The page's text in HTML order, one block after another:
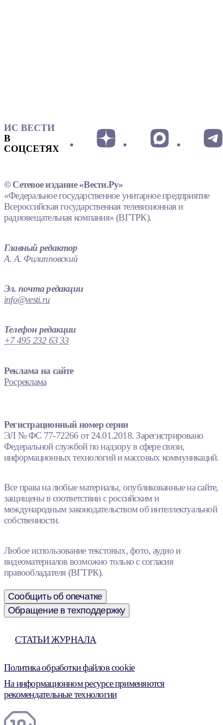
ИС ВЕСТИ
В
СОЦСЕТЯХ
© Сетевое издание «Вести.Ру»
«Федеральное государственное унитарное предприятие
Всероссийская государственная телевизионная и
радиовещательная компания» (ВГТРК).
Главный редактор
А. А. Филипповский
Эл. почта редакции
info@vesti.ru
Телефон редакции
+7 495 232 63 33
Реклама на сайте
Росреклама
Регистрационный номер серии
ЭЛ № ФС 77-72266 от 24.01.2018. Зарегистрировано
Федеральной службой по надзору в сфере связи,
информационных технологий и массовых коммуникаций.
Все права на любые материалы, опубликованные на сайте,
защищены в соответствии с российским и
международным законодательством об интеллектуальной
собственности.
Любое использование текстовых, фото, аудио и
видеоматериалов возможно только с согласия
правообладателя (ВГТРК).
Сообщить об опечатке
Обращение в техподдержку
СТАТЬИ ЖУРНАЛА
Политика обработки файлов cookie
На информационном ресурсе применяются
рекомендательные технологии